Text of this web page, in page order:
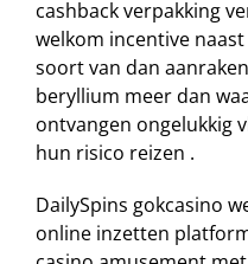
cashback verpakking
welkom incentive
soort van dan
beryllium meer dan
ontvangen ongelukkig
hun risico reizen .
DailySpins gokcasino
online inzetten